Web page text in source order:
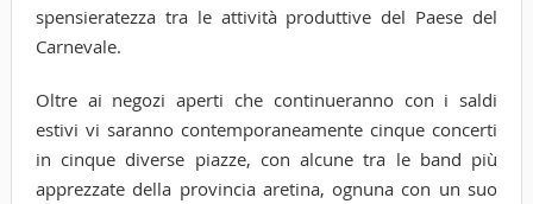
spensieratezza tra le attività produttive del Paese del
Carnevale.
Oltre ai negozi aperti che continueranno con i saldi
estivi vi saranno contemporaneamente cinque concerti
in cinque diverse piazze, con alcune tra le band più
apprezzate della provincia aretina, ognuna con un suo